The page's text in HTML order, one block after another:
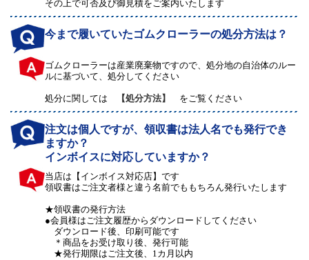
その上で可否及び御見積をご案内いたします
今まで履いていたゴムクローラーの処分方法は？
ゴムクローラーは産業廃棄物ですので、処分地の自治体のルー
ルに基づいて、処分してください
処分に関しては 【処分方法】 をご覧ください
注文は個人ですが、領収書は法人名でも発行でき
ますか？
インボイスに対応していますか？
当店は【インボイス対応店】です
領収書はご注文者様と違う名前でももちろん発行いたします
★領収書の発行方法
●会員様はご注文履歴からダウンロードしてください
ダウンロード後、印刷可能です
＊商品をお受け取り後、発行可能
★発行期限はご注文後、1カ月以内